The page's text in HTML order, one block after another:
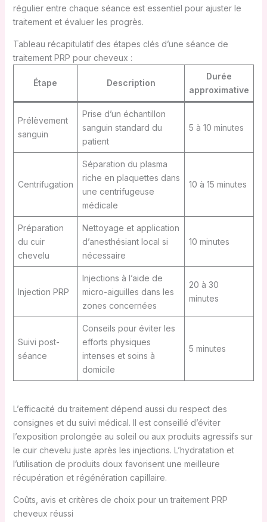
régulier entre chaque séance est essentiel pour ajuster le
traitement et évaluer les progrès.
Tableau récapitulatif des étapes clés d’une séance de
traitement PRP pour cheveux :
Étape Description
Durée
approximative
Prélèvement
sanguin
Prise d’un échantillon
sanguin standard du
patient
5 à 10 minutes
Centrifugation
Séparation du plasma
riche en plaquettes dans
une centrifugeuse
médicale
10 à 15 minutes
Préparation
du cuir
chevelu
Nettoyage et application
d’anesthésiant local si
nécessaire
10 minutes
Injection PRP
Injections à l’aide de
micro-aiguilles dans les
zones concernées
20 à 30
minutes
Suivi post-
séance
Conseils pour éviter les
efforts physiques
intenses et soins à
domicile
5 minutes
L’efficacité du traitement dépend aussi du respect des
consignes et du suivi médical. Il est conseillé d’éviter
l’exposition prolongée au soleil ou aux produits agressifs sur
le cuir chevelu juste après les injections. L’hydratation et
l’utilisation de produits doux favorisent une meilleure
récupération et régénération capillaire.
Coûts, avis et critères de choix pour un traitement PRP
cheveux réussi